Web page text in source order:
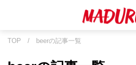
TOP / beerの記事一覧